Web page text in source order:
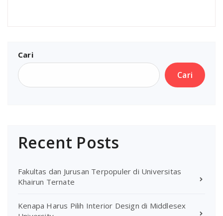
Cari
Cari
Recent Posts
Fakultas dan Jurusan Terpopuler di Universitas
Khairun Ternate
Kenapa Harus Pilih Interior Design di Middlesex